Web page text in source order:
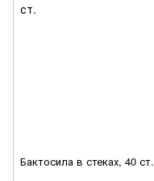
Бактосила в стеках, 40 ст.